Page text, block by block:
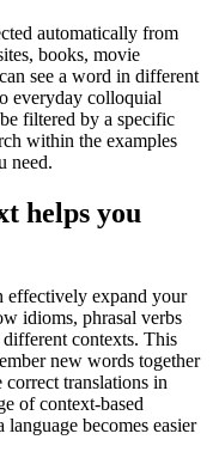
automatically from
books, movie
see a word in different
everyday colloquial
filtered by a specific
within the examples
need.
helps you
effectively expand your
idioms, phrasal verbs
contexts. This
new words together
translations in
of context-based
becomes easier